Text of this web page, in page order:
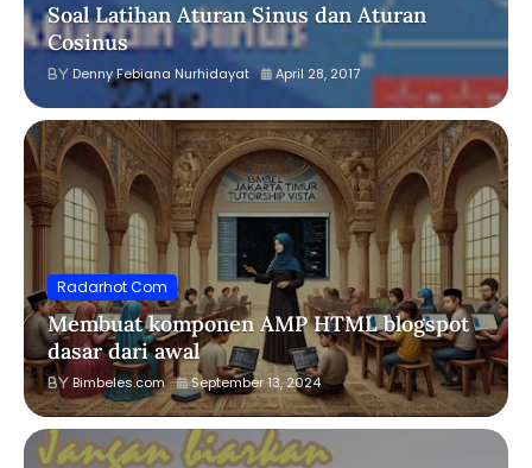
Soal Latihan Aturan Sinus dan Aturan
Cosinus
Denny Febiana Nurhidayat April 28, 2017
Radarhot Com
Membuat komponen AMP HTML blogspot
dasar dari awal
Bimbeles.com September 13, 2024